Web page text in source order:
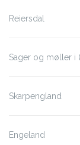
Reiersdal
Sager og møller i
Skarpengland
Engeland